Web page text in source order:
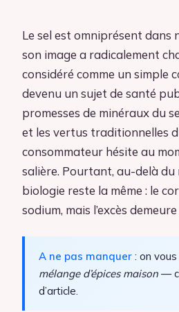
Le sel est omniprésent dans
son image a radicalement
considéré comme un simple
devenu un sujet de santé
promesses de minéraux du
et les vertus traditionnelles
consommateur hésite au
salière. Pourtant, au-delà du
biologie reste la même : le
sodium, mais l’excès
A ne pas manquer : on
mélange d’épices maison —
d’article.